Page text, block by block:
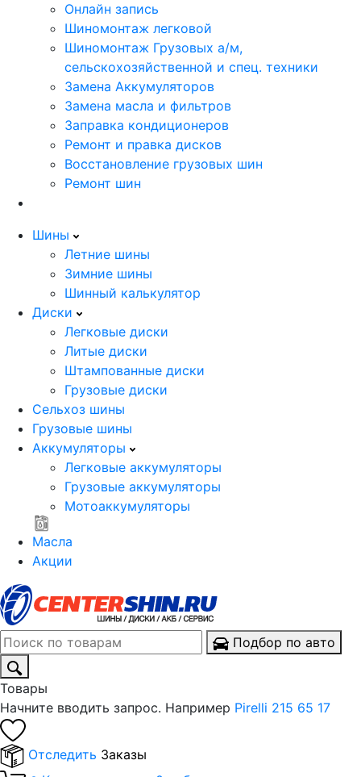
Онлайн запись
Шиномонтаж легковой
Шиномонтаж Грузовых а/м,
сельскохозяйственной и спец. техники
Замена Аккумуляторов
Замена масла и фильтров
Заправка кондиционеров
Ремонт и правка дисков
Восстановление грузовых шин
Ремонт шин
Шины
Летние шины
Зимние шины
Шинный калькулятор
Диски
Легковые диски
Литые диски
Штампованные диски
Грузовые диски
Сельхоз шины
Грузовые шины
Аккумуляторы
Легковые аккумуляторы
Грузовые аккумуляторы
Мотоаккумуляторы
Масла
Акции
Подбор по авто
Товары
Начните вводить запрос. Например Pirelli 215 65 17
Отследить Заказы